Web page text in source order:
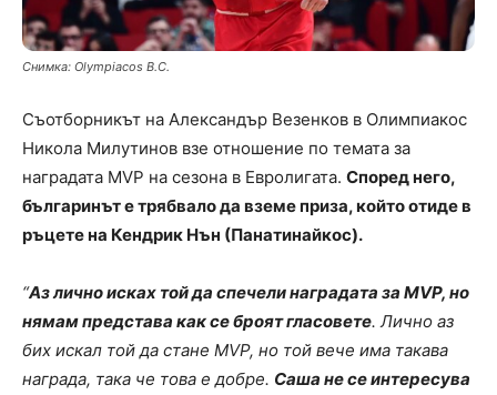
Снимка: Olympiacos B.C.
Съотборникът на Александър Везенков в Олимпиакос
Никола Милутинов взе отношение по темата за
наградата MVP на сезона в Евролигата. Според него,
българинът е трябвало да вземе приза, който отиде в
ръцете на Кендрик Нън (Панатинайкос).
“Аз лично исках той да спечели наградата за MVP, но
нямам представа как се броят гласовете. Лично аз
бих искал той да стане MVP, но той вече има такава
награда, така че това е добре. Саша не се интересува